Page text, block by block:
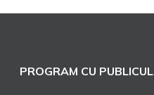
PROGRAM CU PUBLICUL